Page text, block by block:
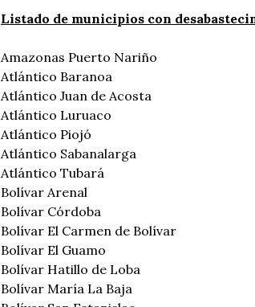
Listado de municipios con
Amazonas Puerto Nariño
Atlántico Baranoa
Atlántico Juan de Acosta
Atlántico Luruaco
Atlántico Piojó
Atlántico Sabanalarga
Atlántico Tubará
Bolívar Arenal
Bolívar Córdoba
Bolívar El Carmen de Bolívar
Bolívar El Guamo
Bolívar Hatillo de Loba
Bolívar María La Baja